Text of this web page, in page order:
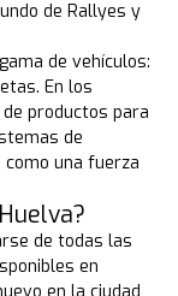
de Rallyes y
de vehículos:
En los
productos para
de
una fuerza
de todas las
en